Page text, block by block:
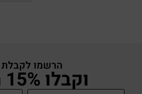
הרשמו לקבלת
וקבלו 15% הנחה לקניה באתר